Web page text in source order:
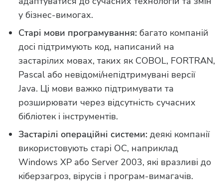
у бізнес-вимогах.
Старі мови програмування: багато компаній
досі підтримують код, написаний на
застарілих мовах, таких як COBOL, FORTRAN,
Pascal або невідомі/непідтримувані версії
Java. Ці мови важко підтримувати та
розширювати через відсутність сучасних
бібліотек і інструментів.
Застарілі операційні системи: деякі компанії
використовують старі ОС, наприклад
Windows XP або Server 2003, які вразливі до
кіберзагроз, вірусів і програм-вимагачів.